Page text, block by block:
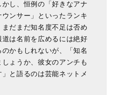
し、恒例の「好きなアナ
ンサー」といったランキ
だまだ知名度不足は否め
は名前を広めるには絶好
かもしれないが、「知名
ょうか、彼女のアンチも
と語るのは芸能ネットメ